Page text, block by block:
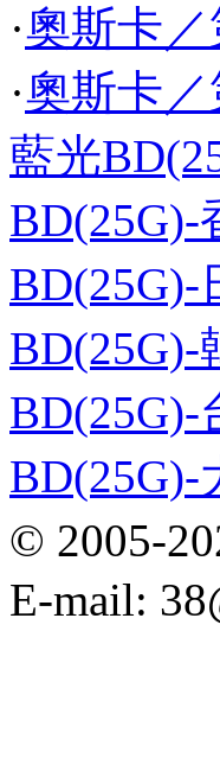
·奧斯卡
·奧斯卡
藍光
BD(25G)-
BD(25G)-
BD(25G)-
BD(25G)-
BD(25G)-
© 2005-
E-mail: